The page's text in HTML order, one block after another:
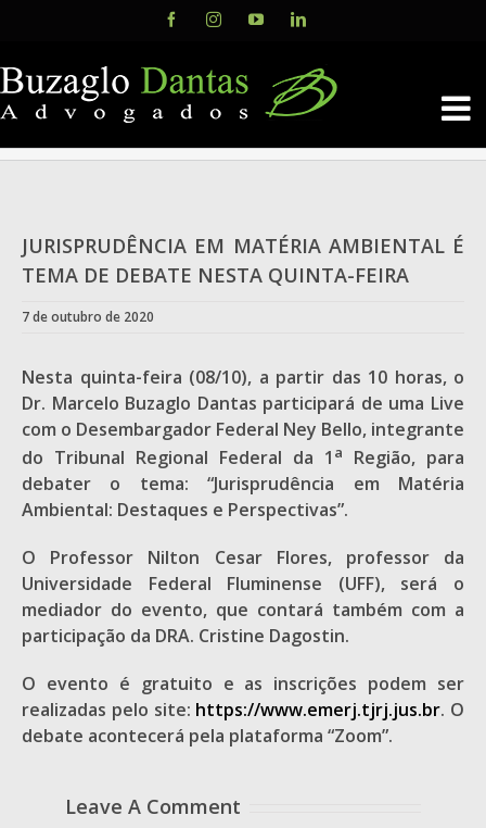
content
FacebookInstagramYouTubeLinkedIn
JURISPRUDÊNCIA EM MATÉRIA AMBIENTAL É
TEMA DE DEBATE NESTA QUINTA-FEIRA
7 de outubro de 2020
Nesta quinta-feira (08/10), a partir das 10 horas, o
Dr. Marcelo Buzaglo Dantas participará de uma Live
com o Desembargador Federal Ney Bello, integrante
do Tribunal Regional Federal da 1 a
Região, para
debater o tema: “Jurisprudência em Matéria
Ambiental: Destaques e Perspectivas”.
O Professor Nilton Cesar Flores, professor da
Universidade Federal Fluminense (UFF), será o
mediador do evento, que contará também com a
participação da DRA. Cristine Dagostin.
O evento é gratuito e as inscrições podem ser
realizadas pelo site: https://www.emerj.tjrj.jus.br. O
debate acontecerá pela plataforma “Zoom”.
Leave A Comment